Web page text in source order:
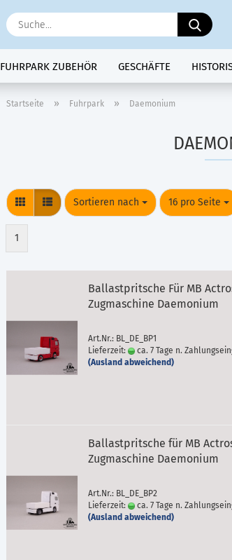
FUHRPARK ZUBEHÖR GESCHÄFTE
Startseite » Fuhrpark » Daemonium
Sortieren nach
Sortieren nach 16 pro Seite
pro Seite
1
Ballastpritsche Für MB
Zugmaschine Daemonium
Art.Nr.: BL_DE_BP1
Lieferzeit:
ca. 7 Tage n.
(Ausland abweichend)
Ballastpritsche für MB
Zugmaschine Daemonium
Art.Nr.: BL_DE_BP2
Lieferzeit:
ca. 7 Tage n.
(Ausland abweichend)